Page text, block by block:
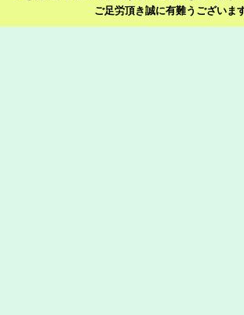
ご足労頂き誠に有難うございます